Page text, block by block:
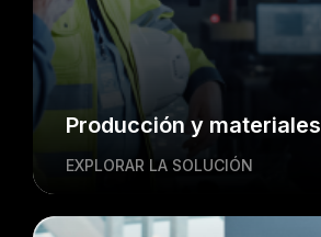
Producción y materiales
EXPLORAR LA SOLUCIÓN